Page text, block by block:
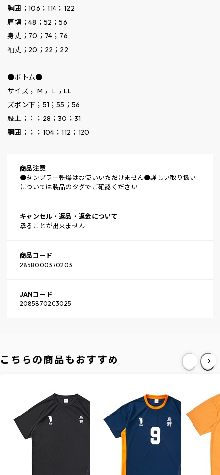
胸囲；106；114；122
肩幅；48；52；56
身丈；70；74；76
袖丈；20；22；22
●ボトム●
サイズ； M；Ｌ；LL
ズボン下；51；55；56
股上；：；28；30；31
胴囲；；；104；112；120
商品注意
●タンブラー乾燥はお使いいただけません●詳しい取り扱い
については製品のタグでご確認ください
キャンセル・返品・返金について
承ることが出来ません
商品コード
2858000370203
JANコード
2085870203025
こちらの商品もおすすめ